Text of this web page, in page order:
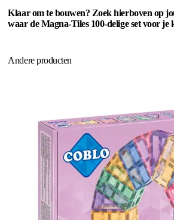
Klaar om te bouwen? Zoek hierboven op
waar de Magna-Tiles 100-delige set voor je
Andere producten